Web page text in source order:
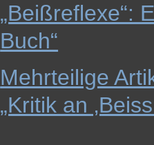
„Beißreflexe“:
Buch“
Mehrteilige
„Kritik an